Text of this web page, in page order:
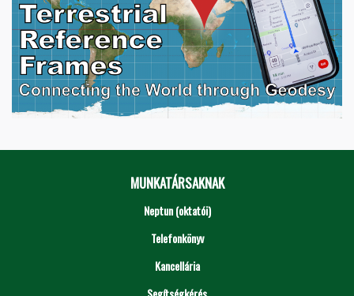
MUNKATÁRSAKNAK
Neptun (oktatói)
Telefonkönyv
Kancellária